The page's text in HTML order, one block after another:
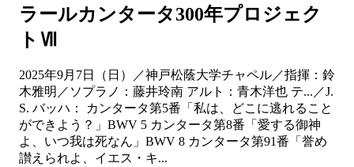
ラールカンタータ300年プロジェク
トⅦ
2025年9月7日（日）／神戸松蔭大学チャペル／指揮：鈴
木雅明／ソプラノ：藤井玲南 アルト：青木洋也 テ...／J.
S. バッハ： カンタータ第5番「私は、どこに逃れること
ができよう？」BWV 5 カンタータ第8番「愛する御神
よ、いつ我は死なん」BWV 8 カンタータ第91番「誉め
讃えられよ、イエス・キ...